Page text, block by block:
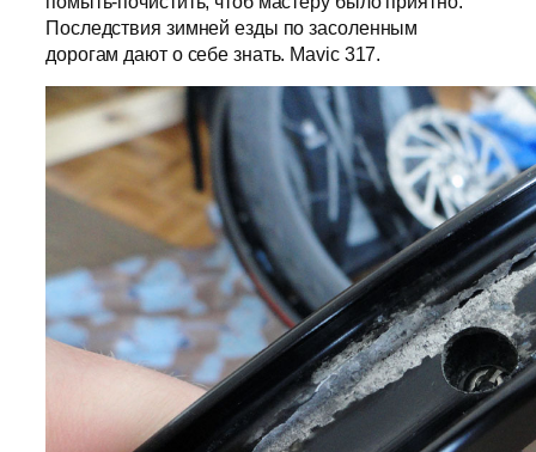
Последствия зимней езды по засоленным
дорогам дают о себе знать. Mavic 317.